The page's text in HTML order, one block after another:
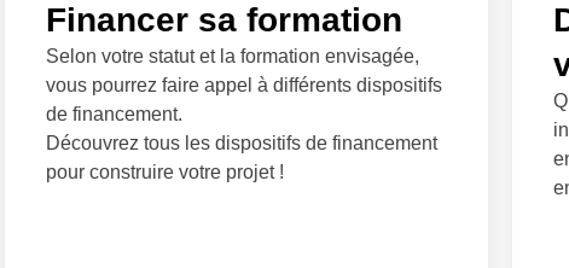
Financer sa formation
Selon votre statut et la formation envisagée,
vous pourrez faire appel à différents dispositifs
de financement.
Découvrez tous les dispositifs de financement
pour construire votre projet !